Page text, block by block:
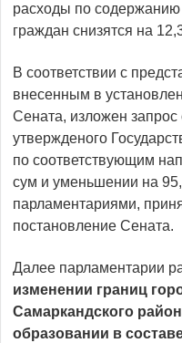
расходы по
граждан снизятся на
В соответствии с
внесенным в
Сената, изложен
утвержденого
по соответствующим
сум и уменьшении на
парламентариями,
постановление Сената.
Далее парламентарии
изменении границ
Самаркандского
образовании в